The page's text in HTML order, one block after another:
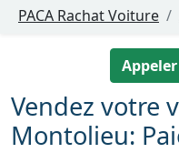
PACA Rachat Voiture
Appeler
Vendez votre
Montolieu: